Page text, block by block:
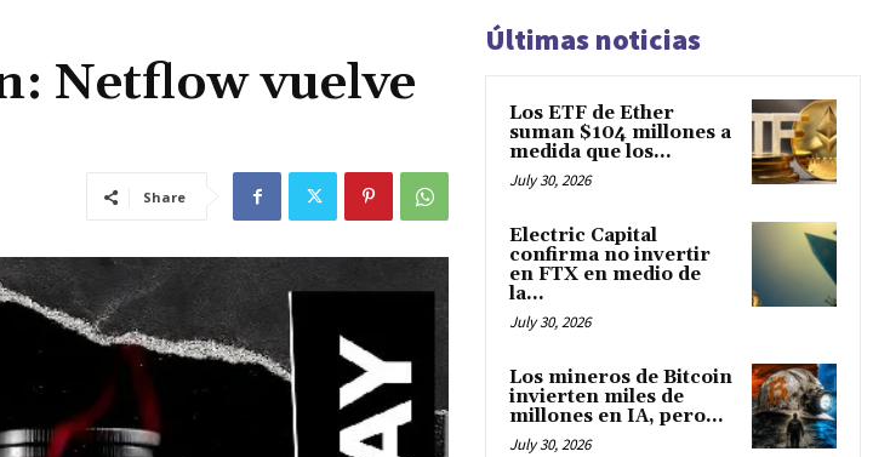
Netflow vuelve
Share
Últimas noticias
Los ETF de Ether
suman $104 millones a
medida que los...
July 30, 2026
Electric Capital
confirma no invertir
en FTX en medio de
la...
July 30, 2026
Los mineros de Bitcoin
invierten miles de
millones en IA, pero...
July 30, 2026